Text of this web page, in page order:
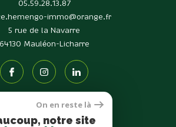
05.59.28.13.87
immo@orange.fr
5 rue de la Navarre
64130 Mauléon-Licharre
On en reste là
notre site